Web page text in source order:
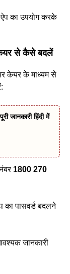
का उपयोग करके
केयर से कैसे बदलें
केयर के माध्यम से
जानकारी हिंदी में
1800 270
का पासवर्ड बदलने
जानकारी